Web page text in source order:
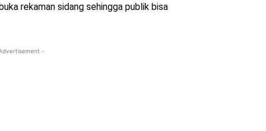
rekaman sidang sehingga publik bisa
-